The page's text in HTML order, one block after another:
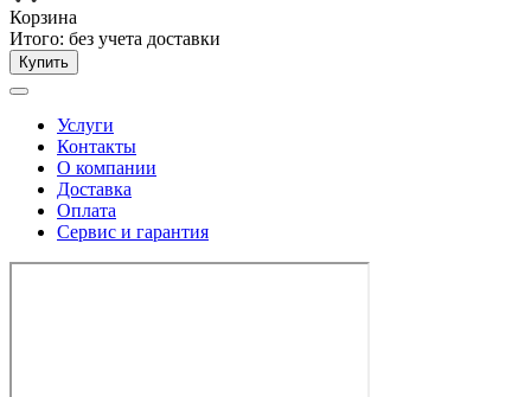
Корзина
Итого: без учета доставки
Купить
Услуги
Контакты
О компании
Доставка
Оплата
Сервис и гарантия